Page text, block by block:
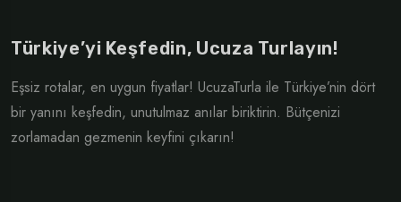
Türkiye’yi Keşfedin, Ucuza Turlayın!
Eşsiz rotalar, en uygun fiyatlar! UcuzaTurla ile Türkiye’nin dört
bir yanını keşfedin, unutulmaz anılar biriktirin. Bütçenizi
zorlamadan gezmenin keyfini çıkarın!